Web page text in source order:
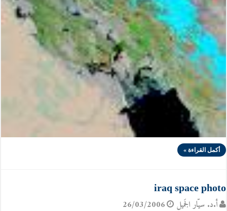
أكمل القراءة »
iraq space photo
أ.د. سيّار الجَميل 26/03/2006